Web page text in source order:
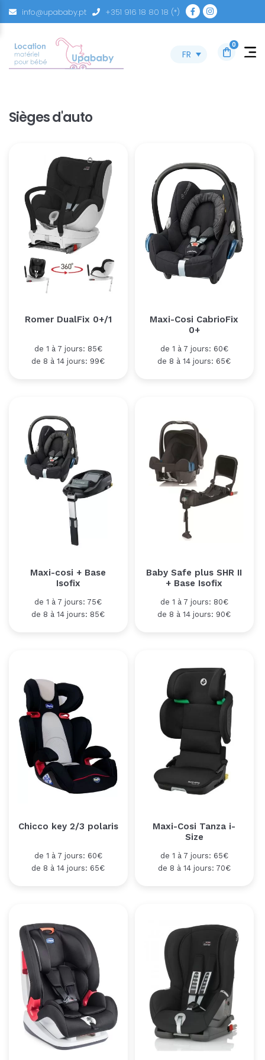
info@upababy.pt +351 916 18 80 18 (*)
FR
0
Sièges d'auto
Romer DualFix 0+/1
de 1 à 7 jours: 85€
de 8 à 14 jours: 99€
Maxi-Cosi CabrioFix
0+
de 1 à 7 jours: 60€
de 8 à 14 jours: 65€
Maxi-cosi + Base
Isofix
de 1 à 7 jours: 75€
de 8 à 14 jours: 85€
Baby Safe plus SHR II
+ Base Isofix
de 1 à 7 jours: 80€
de 8 à 14 jours: 90€
Chicco key 2/3 polaris
de 1 à 7 jours: 60€
de 8 à 14 jours: 65€
Maxi-Cosi Tanza i-
Size
de 1 à 7 jours: 65€
de 8 à 14 jours: 70€